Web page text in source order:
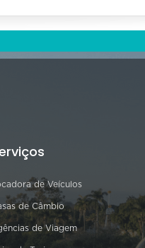
de Veículos
de Câmbio
de Viagem